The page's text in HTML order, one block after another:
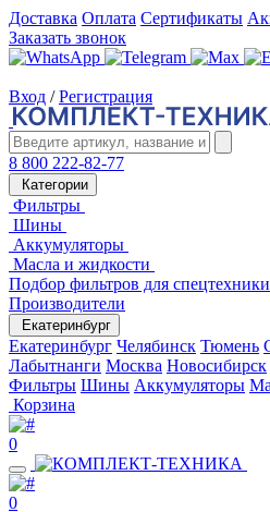
Доставка Оплата Сертификаты
Заказать звонок
Вход / Регистрация
8 800 222-82-77
Категории
Фильтры
Шины
Аккумуляторы
Масла и жидкости
Подбор фильтров для спецтехники
Производители
Екатеринбург
Екатеринбург Челябинск Тюмень
Лабытнанги Москва Новосибирск
Фильтры Шины Аккумуляторы
Корзина
0
0